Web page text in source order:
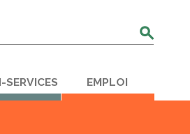
SERVICES EMPLOI